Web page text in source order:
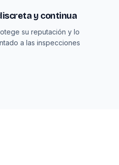
y continua
su reputación y lo
a las inspecciones